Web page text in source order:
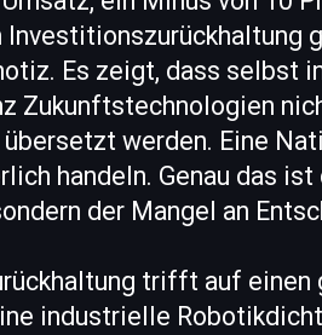
Investitionszurückhaltung
Es zeigt, dass selbst
Zukunftstechnologien
werden. Eine
handeln. Genau das
der Mangel an
trifft auf einen
industrielle